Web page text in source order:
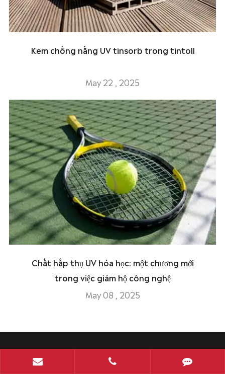
Kem chống nắng UV tinsorb trong tintoll
May 22 , 2025
Chất hấp thụ UV hóa học: một chương mới
trong việc giám hộ công nghệ
May 08 , 2025
Sản phẩm